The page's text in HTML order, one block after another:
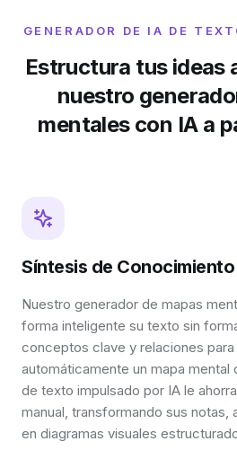
GENERADOR DE IA DE
Estructura tus ideas
nuestro
mentales con IA a
Síntesis de
Nuestro generador de mapas
forma inteligente su texto sin
conceptos clave y relaciones
automáticamente un mapa mental
de texto impulsado por IA le
manual, transformando sus
en diagramas visuales